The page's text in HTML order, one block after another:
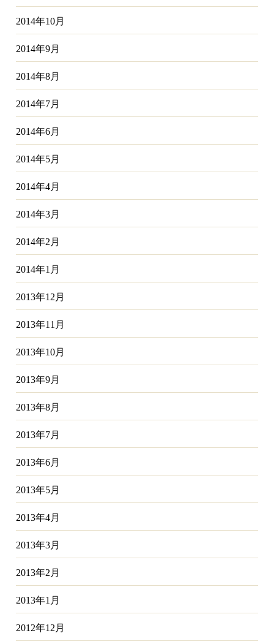
2014年10月
2014年9月
2014年8月
2014年7月
2014年6月
2014年5月
2014年4月
2014年3月
2014年2月
2014年1月
2013年12月
2013年11月
2013年10月
2013年9月
2013年8月
2013年7月
2013年6月
2013年5月
2013年4月
2013年3月
2013年2月
2013年1月
2012年12月